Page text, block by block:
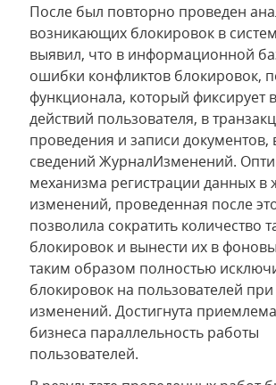
После был повторно проведен
возникающих блокировок в
выявил, что в информационной
ошибки конфликтов блокировок,
функционала, который фиксирует
действий пользователя, в
проведения и записи документов,
сведений ЖурналИзменений.
механизма регистрации данных в
изменений, проведенная после
позволила сократить количество
блокировок и вынести их в
таким образом полностью
блокировок на пользователей
изменений. Достигнута
бизнеса параллельность работы
пользователей.